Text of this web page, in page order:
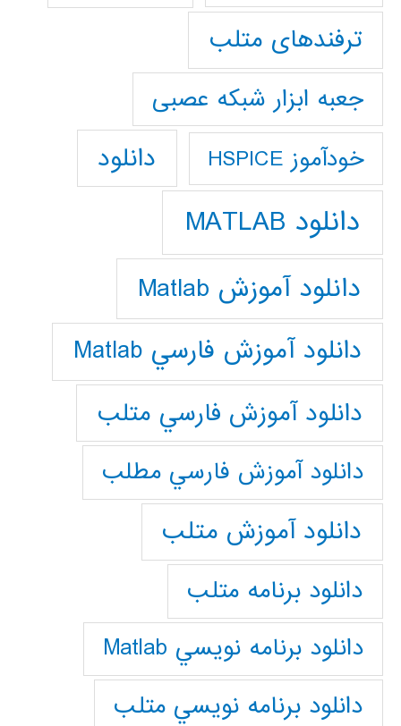
ترفندهای متلب
جعبه ابزار شبکه عصبی
خودآموز HSPICE دانلود
دانلود MATLAB
دانلود آموزش Matlab
دانلود آموزش فارسي Matlab
دانلود آموزش فارسي متلب
دانلود آموزش فارسي مطلب
دانلود آموزش متلب
دانلود برنامه متلب
دانلود برنامه نويسي Matlab
دانلود برنامه نويسي متلب